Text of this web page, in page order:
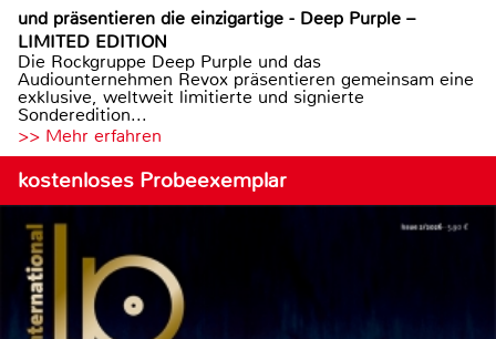
und präsentieren die einzigartige - Deep Purple –
LIMITED EDITION
Die Rockgruppe Deep Purple und das
Audiounternehmen Revox präsentieren gemeinsam eine
exklusive, weltweit limitierte und signierte
Sonderedition...
>> Mehr erfahren
kostenloses Probeexemplar